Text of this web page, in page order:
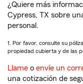
¿Quiere más
Cypress, TX sobre
personal.
1. Por favor, consulte su
propiedad cubierta y de las
Llame o envíe un
una cotización de